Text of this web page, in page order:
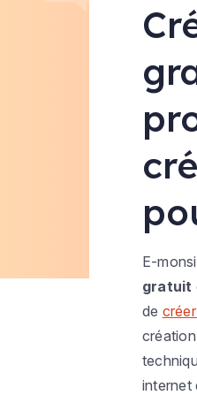
E-
gratuit
de
internet